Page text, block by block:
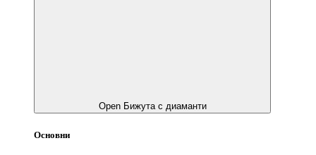
Open Бижута с диаманти
Основни